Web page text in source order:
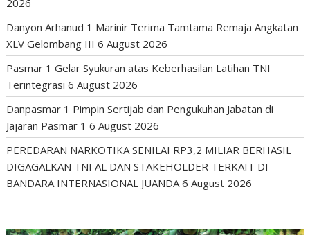
Danyon Arhanud 1 Marinir Terima Tamtama Remaja Angkatan
XLV Gelombang III 6 August 2026
Pasmar 1 Gelar Syukuran atas Keberhasilan Latihan TNI
Terintegrasi 6 August 2026
Danpasmar 1 Pimpin Sertijab dan Pengukuhan Jabatan di
Jajaran Pasmar 1 6 August 2026
PEREDARAN NARKOTIKA SENILAI RP3,2 MILIAR BERHASIL
DIGAGALKAN TNI AL DAN STAKEHOLDER TERKAIT DI
BANDARA INTERNASIONAL JUANDA 6 August 2026